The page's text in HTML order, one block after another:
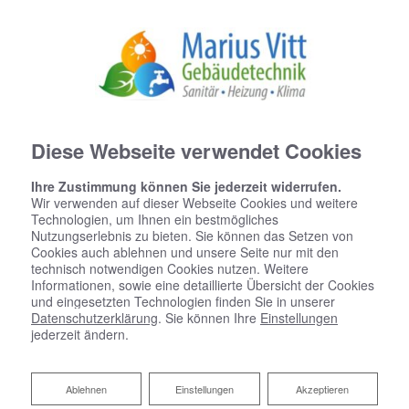
JETZT IHR
BAD
MODERNISIEREN
Heizungsförderung
Diese Webseite verwendet Cookies
Ihre Zustimmung können Sie jederzeit widerrufen.
Wir verwenden auf dieser Webseite Cookies und weitere
Technologien, um Ihnen ein bestmögliches
Nutzungserlebnis zu bieten. Sie können das Setzen von
Cookies auch ablehnen und unsere Seite nur mit den
technisch notwendigen Cookies nutzen. Weitere
Informationen, sowie eine detaillierte Übersicht der Cookies
und eingesetzten Technologien finden Sie in unserer
Datenschutzerklärung. Sie können Ihre Einstellungen
jederzeit ändern.
Akzeptieren
Einstellungen
Ablehnen
Ablehnen